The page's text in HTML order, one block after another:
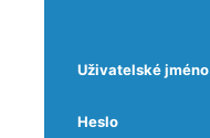
Uživatelské jméno
Heslo